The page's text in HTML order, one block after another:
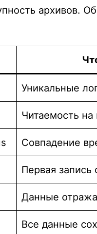
архивов.
Уникальные
Читаемость
Совпадение
Первая запись
Данные
Все данные